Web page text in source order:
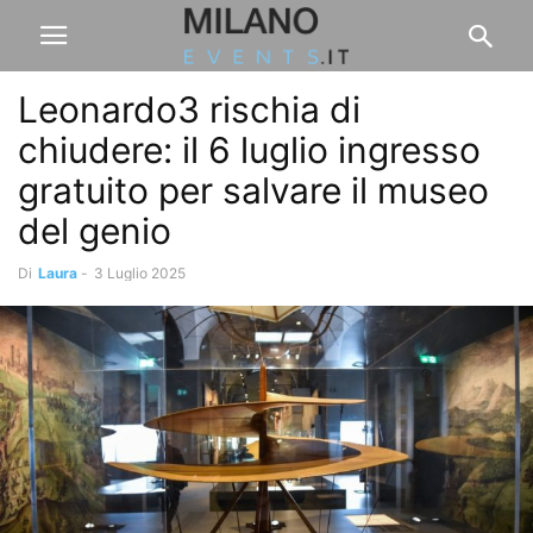
Leonardo3 rischia di
chiudere: il 6 luglio ingresso
gratuito per salvare il museo
del genio
Di Laura - 3 Luglio 2025